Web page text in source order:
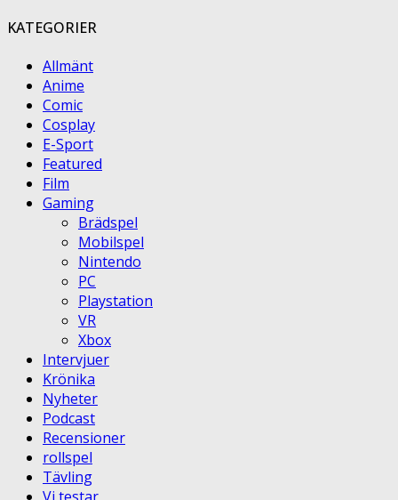
KATEGORIER
Allmänt
Anime
Comic
Cosplay
E-Sport
Featured
Film
Gaming
Brädspel
Mobilspel
Nintendo
PC
Playstation
VR
Xbox
Intervjuer
Krönika
Nyheter
Podcast
Recensioner
rollspel
Tävling